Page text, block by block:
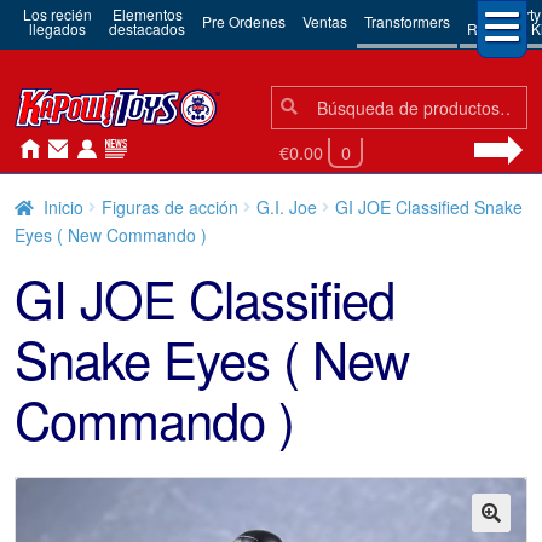
Los recién
llegados
Elementos
destacados Pre Ordenes Ventas Transformers 3rd Party
Robots &
Búsqueda:
Búsqueda
€0.00 0
Inicio Figuras de acción G.I. Joe
GI JOE Classified Snake
Eyes ( New Commando )
GI JOE Classified
Snake Eyes ( New
Commando )